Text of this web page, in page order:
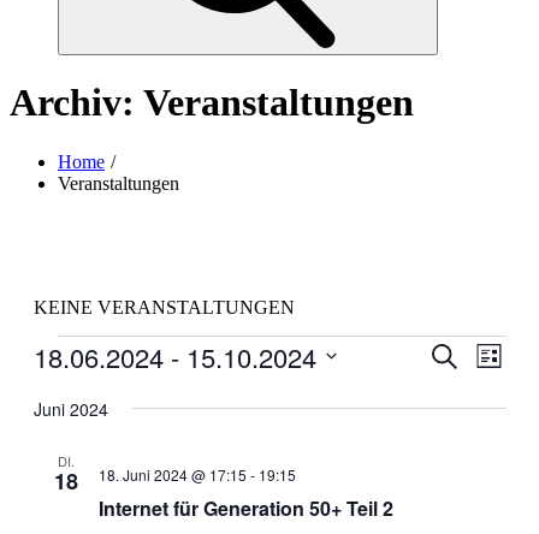
Archiv: Veranstaltungen
Home
Veranstaltungen
KEINE VERANSTALTUNGEN
Veranstaltungen
und
Suche
Liste
18.06.2024 - 15.10.2024
wählen.
Juni 2024
DI.
18
Internet für Generation 50+ Teil 2
18. Juni 2024 @ 17:15 - 19:15